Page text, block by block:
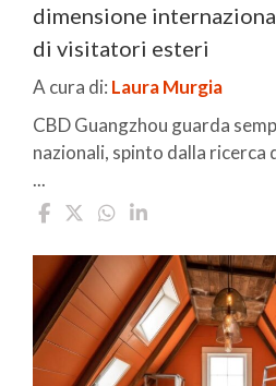
dimensione
di visitatori esteri
A cura di: Laura Murgia
CBD Guangzhou guarda
nazionali, spinto dalla
...